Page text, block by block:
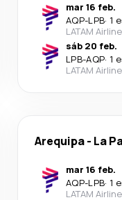
mar 16 feb.
AQP-LPB· 1
LATAM
sáb 20 feb.
LPB-AQP· 1
LATAM
Arequipa- La
mar 16 feb.
AQP-LPB· 1
LATAM